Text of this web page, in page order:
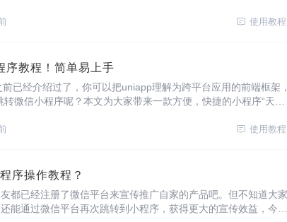
使用教程
序教程！简单易上手
已经介绍过了，你可以把uniapp理解为跨平台应用的前端框架
微信小程序呢？本文为大家带来一款方便，快捷的小程序“天天
使用教程
序操作教程？
都已经注册了微信平台来宣传推广自家的产品吧。但不知道大家
能通过微信平台再次跳转到小程序，获得更大的宣传效益，今天